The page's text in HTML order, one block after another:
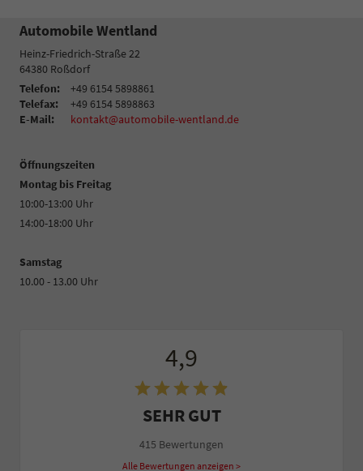
Automobile Wentland
Heinz-Friedrich-Straße 22
64380 Roßdorf
Telefon:
+49 6154 5898861
Telefax:
+49 6154 5898863
E-Mail:
kontakt@automobile-wentland.de
Öffnungszeiten
Montag bis Freitag
10:00-13:00 Uhr
14:00-18:00 Uhr
Samstag
10.00 - 13.00 Uhr
4,9
SEHR GUT
415 Bewertungen
Alle Bewertungen anzeigen >